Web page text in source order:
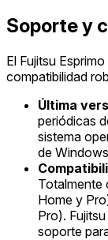
Soporte y
El Fujitsu
compatibilidad
Última
periódicas
sistema
de
Totalmente
Home y
Pro).
soporte